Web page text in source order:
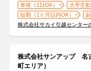
単発（1日OK） 大学生
短期（1ヶ月以内OK）
株式会社サカイ引越センター
株式会社サンアップ 名
町エリア）